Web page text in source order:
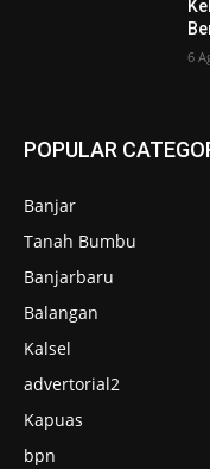
6
POPULAR
Banjar
Tanah Bumbu
Banjarbaru
Balangan
Kalsel
advertorial2
Kapuas
bpn